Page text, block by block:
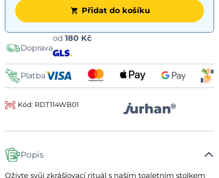
Přidat do košíku
Doprava
od 180 Kč
Platba
Kód: RDT114WB01
Popis
Oživte svůj zkrášlovací rituál s naším toaletním stolkem